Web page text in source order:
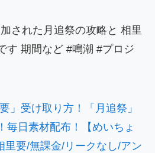
された月追祭の攻略と 相里
す 期間など #鳴潮 #プロジ
」受け取り方！「月追祭」
毎日素材配布！【めいちょ
里要/無課金/リークなし/アン